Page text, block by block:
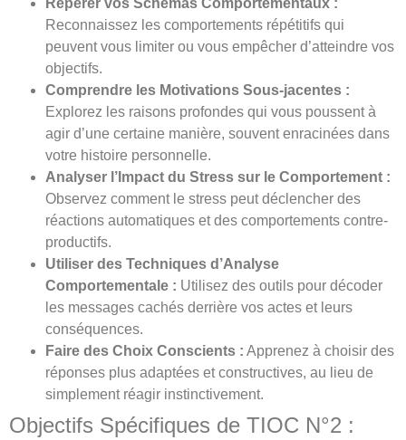
Reconnaissez les comportements répétitifs qui
peuvent vous limiter ou vous empêcher d’atteindre vos
objectifs.
Comprendre les Motivations Sous-jacentes :
Explorez les raisons profondes qui vous poussent à
agir d’une certaine manière, souvent enracinées dans
votre histoire personnelle.
Analyser l’Impact du Stress sur le Comportement :
Observez comment le stress peut déclencher des
réactions automatiques et des comportements contre-
productifs.
Utiliser des Techniques d’Analyse
Comportementale : Utilisez des outils pour décoder
les messages cachés derrière vos actes et leurs
conséquences.
Faire des Choix Conscients : Apprenez à choisir des
réponses plus adaptées et constructives, au lieu de
simplement réagir instinctivement.
Objectifs Spécifiques de TIOC N°2 :